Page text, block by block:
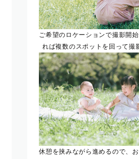
ご希望のロケーションで撮影開
れば複数のスポットを回って撮
休憩を挟みながら進めるので、